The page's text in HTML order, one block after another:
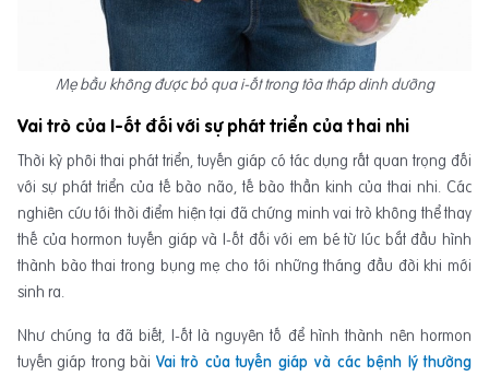
Mẹ bầu không được bỏ qua i-ốt trong tòa tháp dinh dưỡng
Vai trò của I-ốt đối với sự phát triển của thai nhi
Thời kỳ phôi thai phát triển, tuyến giáp có tác dụng rất quan trọng đối
với sự phát triển của tế bào não, tế bào thần kinh của thai nhi. Các
nghiên cứu tới thời điểm hiện tại đã chứng minh vai trò không thể thay
thế của hormon tuyến giáp và I-ốt đối với em bé từ lúc bắt đầu hình
thành bào thai trong bụng mẹ cho tới những tháng đầu đời khi mới
sinh ra.
Như chúng ta đã biết, I-ốt là nguyên tố để hình thành nên hormon
tuyến giáp trong bài Vai trò của tuyến giáp và các bệnh lý thường